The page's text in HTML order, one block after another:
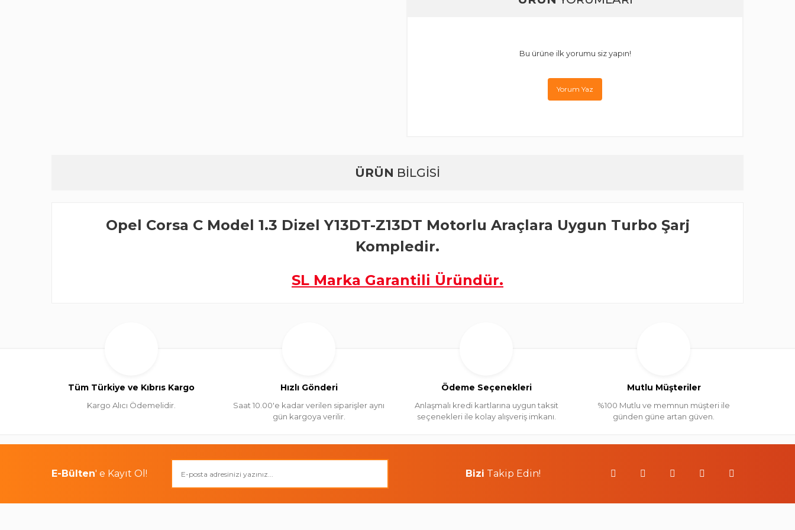
Bu ürüne ilk yorumu siz yapın!
Yorum Yaz
ÜRÜN BİLGİSİ
Opel Corsa C Model 1.3 Dizel Y13DT-Z13DT Motorlu Araçlara Uygun Turbo Şarj
Kompledir.
SL Marka Garantili Üründür.
Tüm Türkiye ve Kıbrıs Kargo
Kargo Alıcı Ödemelidir.
Hızlı Gönderi
Saat 10.00'e kadar verilen siparişler aynı
gün kargoya verilir.
Ödeme Seçenekleri
Anlaşmalı kredi kartlarına uygun taksit
seçenekleri ile kolay alışveriş imkanı.
Mutlu Müşteriler
%100 Mutlu ve memnun müşteri ile
günden güne artan güven.
E-Bülten' e Kayıt Ol! Bizi Takip Edin!